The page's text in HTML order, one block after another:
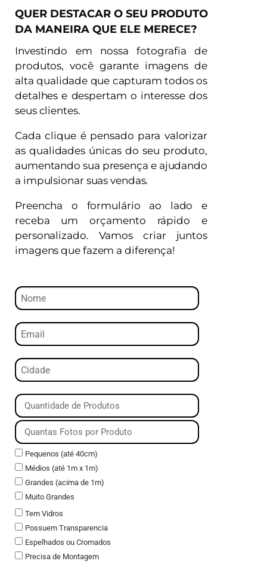
QUER DESTACAR O SEU PRODUTO
DA MANEIRA QUE ELE MERECE?
Investindo em nossa fotografia de
produtos, você garante imagens de
alta qualidade que capturam todos os
detalhes e despertam o interesse dos
seus clientes.
Cada clique é pensado para valorizar
as qualidades únicas do seu produto,
aumentando sua presença e ajudando
a impulsionar suas vendas.
Preencha o formulário ao lado e
receba um orçamento rápido e
personalizado. Vamos criar juntos
imagens que fazem a diferença!
Pequenos (até 40cm)
Médios (até 1m x 1m)
Grandes (acima de 1m)
Muito Grandes
Tem Vidros
Possuem Transparencia
Espelhados ou Cromados
Precisa de Montagem